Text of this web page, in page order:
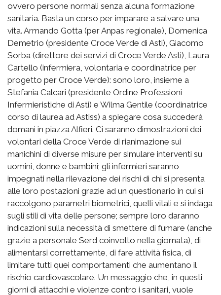
ovvero persone normali senza alcuna formazione
sanitaria. Basta un corso per imparare a salvare una
vita. Armando Gotta (per Anpas regionale), Domenica
Demetrio (presidente Croce Verde di Asti), Giacomo
Sorba (direttore dei servizi di Croce Verde Asti), Laura
Cartello (infermiera, volontaria e coordinatrice per
progetto per Croce Verde): sono loro, insieme a
Stefania Calcari (presidente Ordine Professioni
Infermieristiche di Asti) e Wilma Gentile (coordinatrice
corso di laurea ad Astiss) a spiegare cosa succederà
domani in piazza Alfieri. Ci saranno dimostrazioni dei
volontari della Croce Verde di rianimazione sui
manichini di diverse misure per simulare interventi su
uomini, donne e bambini; gli infermieri saranno
impegnati nella rilevazione dei rischi di chi si presenta
alle loro postazioni grazie ad un questionario in cui si
raccolgono parametri biometrici, quelli vitali e si indaga
sugli stili di vita delle persone; sempre loro daranno
indicazioni sulla necessità di smettere di fumare (anche
grazie a personale Serd coinvolto nella giornata), di
alimentarsi correttamente, di fare attività fisica, di
limitare tutti quei comportamenti che aumentano il
rischio cardiovascolare. Un messaggio che, in questi
giorni di attacchi e violenze contro i sanitari, vuole